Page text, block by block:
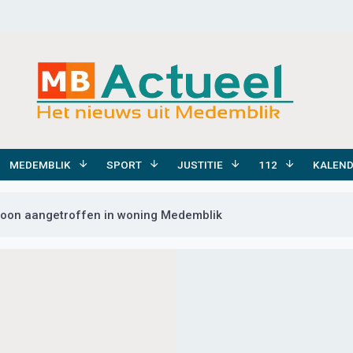
MEDEMBLIK SPORT JUSTITIE 112
aangetroffen in woning Medemblik